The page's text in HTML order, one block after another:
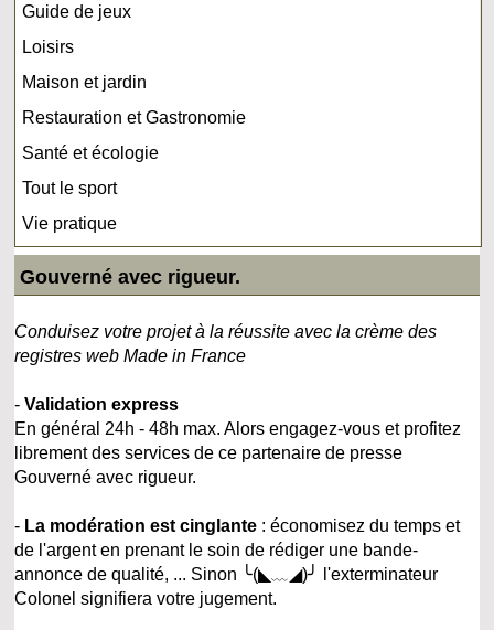
Guide de jeux
Loisirs
Maison et jardin
Restauration et Gastronomie
Santé et écologie
Tout le sport
Vie pratique
Gouverné avec rigueur.
Conduisez votre projet à la réussite avec la crème des
registres web Made in France
-Validation express
En général 24h - 48h max. Alors engagez-vous et profitez
librement des services de ce partenaire de presse
Gouverné avec rigueur.
- La modération est cinglante : économisez du temps et
de l'argent en prenant le soin de rédiger une bande-
annonce de qualité, ... Sinon ╰(◣﹏◢)╯ l'exterminateur
Colonel signifiera votre jugement.